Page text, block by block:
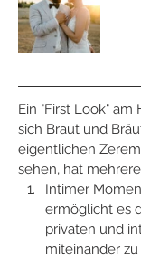
Ein "First Look" am
sich Braut und
eigentlichen
sehen, hat
Intimer
ermöglicht es
privaten und
miteinander